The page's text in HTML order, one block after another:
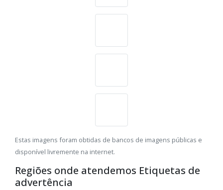
Estas imagens foram obtidas de bancos de imagens públicas e
disponível livremente na internet.
Regiões onde atendemos Etiquetas de
advertência